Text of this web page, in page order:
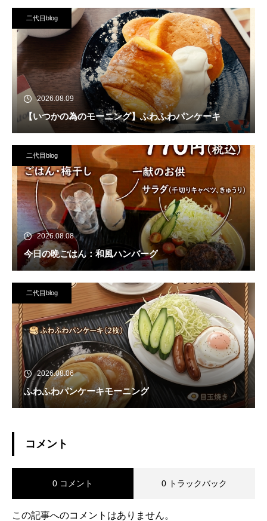
二代目blog
2026.08.09
【いつかの為のモーニング】ふわふわパンケーキ
二代目blog
2026.08.08
今日の晩ごはん：和風ハンバーグ
二代目blog
2026.08.06
ふわふわパンケーキモーニング
コメント
0 コメント 0 トラックバック
この記事へのコメントはありません。